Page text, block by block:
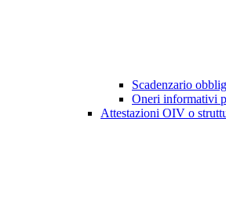
Scadenzario
Oneri informativi
Attestazioni OIV o